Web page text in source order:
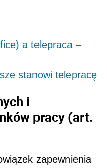
a telepraca –
stanowi telepracę
i
pracy (art.
zapewnienia